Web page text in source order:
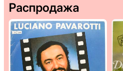
Распродажа